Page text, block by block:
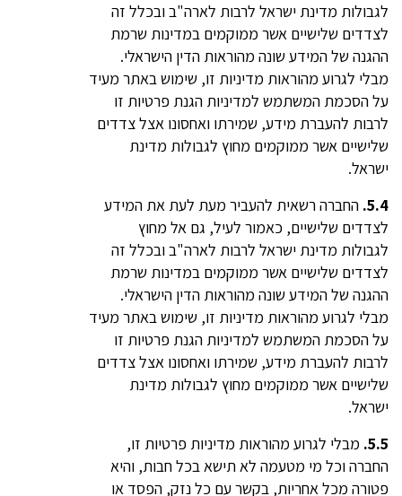
לגבולות מדינת ישראל לרבות לארה"ב ובכלל זה
לצדדים שלישיים אשר ממוקמים במדינות שרמת
ההגנה של המידע שונה מהוראות הדין הישראלי.
מבלי לגרוע מהוראות מדיניות זו, שימוש באתר מעיד
על הסכמת המשתמש למדיניות הגנת פרטיות זו
לרבות להעברת מידע, שמירתו ואחסונו אצל צדדים
שלישיים אשר ממוקמים מחוץ לגבולות מדינת
ישראל.
5.4. החברה רשאית להעביר מעת לעת את המידע
לצדדים שלישיים, כאמור לעיל, גם אל מחוץ
לגבולות מדינת ישראל לרבות לארה"ב ובכלל זה
לצדדים שלישיים אשר ממוקמים במדינות שרמת
ההגנה של המידע שונה מהוראות הדין הישראלי.
מבלי לגרוע מהוראות מדיניות זו, שימוש באתר מעיד
על הסכמת המשתמש למדיניות הגנת פרטיות זו
לרבות להעברת מידע, שמירתו ואחסונו אצל צדדים
שלישיים אשר ממוקמים מחוץ לגבולות מדינת
ישראל.
5.5. מבלי לגרוע מהוראות מדיניות פרטיות זו,
החברה וכל מי מטעמה לא תישא בכל חבות, והיא
פטורה מכל אחריות, בקשר עם כל נזק, הפסד או